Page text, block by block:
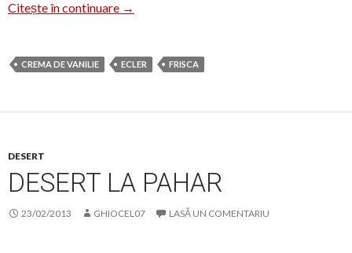
Citește în continuare Eclere cu crema de vanilie si frisca
→
CREMA DE VANILIE ECLER FRISCA
DESERT
DESERT LA PAHAR
23/02/2013 GHIOCEL07 LASĂ UN COMENTARIU